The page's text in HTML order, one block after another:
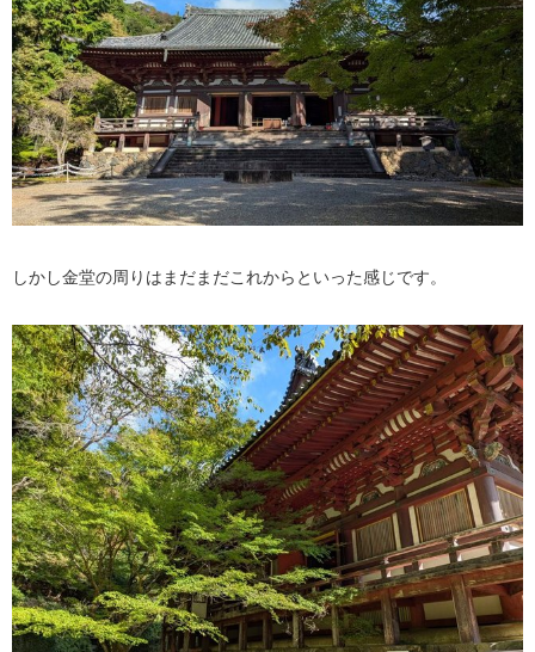
しかし金堂の周りはまだまだこれからといった感じです。